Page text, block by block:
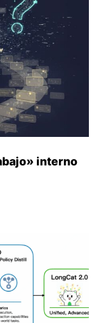
interno